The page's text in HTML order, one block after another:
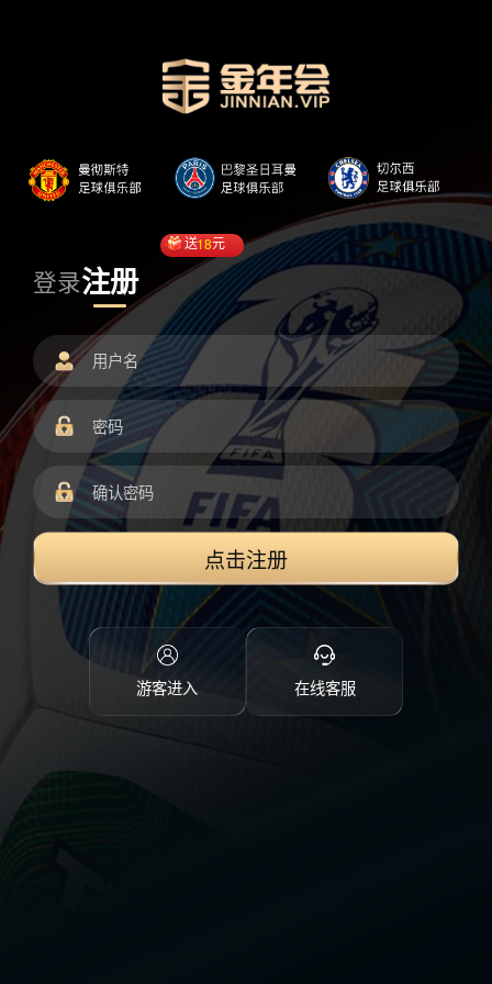
登录注册
送18元
点击注册
游客进入 在线客服